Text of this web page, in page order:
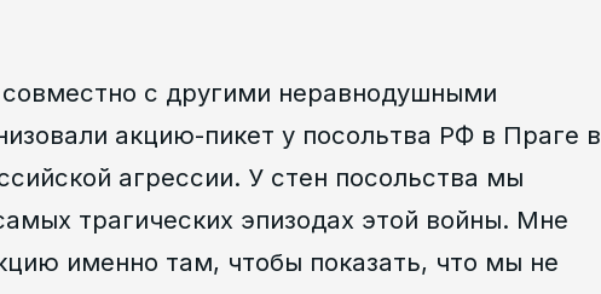
с другими неравнодушными
акцию-пикет у посольтва РФ в Праге в
агрессии. У стен посольства мы
трагических эпизодах этой войны. Мне
именно там, чтобы показать, что мы не